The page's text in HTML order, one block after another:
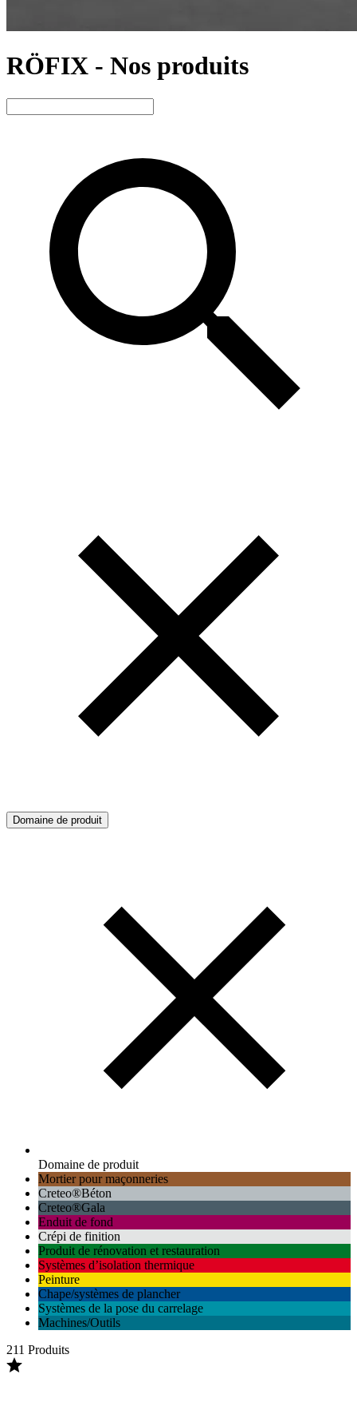
RÖFIX - Nos produits
Domaine de produit
Domaine de produit
Mortier pour maçonneries
Creteo®Béton
Creteo®Gala
Enduit de fond
Crépi de finition
Produit de rénovation et restauration
Systèmes d’isolation thermique
Peinture
Chape/systèmes de plancher
Systèmes de la pose du carrelage
Machines/Outils
211 Produits